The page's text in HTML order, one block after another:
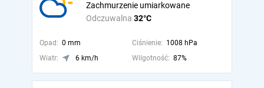
Odczuwalna 32°C
Zachmurzenie umiarkowane
Opad: 0 mm Ciśnienie: 1008 hPa
Wiatr:
6 km/h Wilgotność: 87%